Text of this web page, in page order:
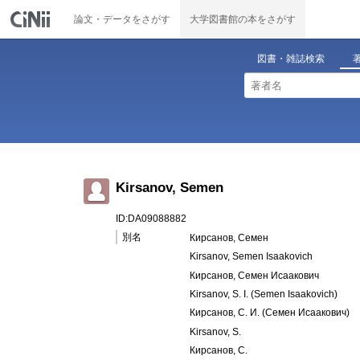
論文・データをさがす 大学図書館の本をさがす
図書・雑誌検索
Kirsanov, Semen
ID:DA09088882
別名
Кирсанов, Семен
Kirsanov, Semen Isaakovich
Кирсанов, Семен Исаакович
Kirsanov, S. I. (Semen Isaakovich)
Кирсанов, С. И. (Семен Исаакович)
Kirsanov, S.
Кирсанов, С.